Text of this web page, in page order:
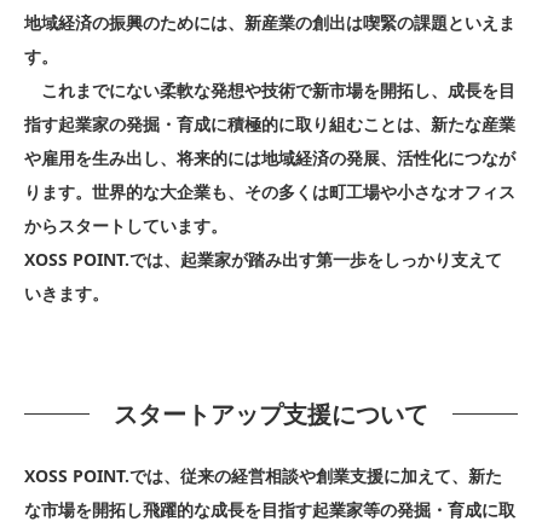
地域経済の振興のためには、新産業の創出は喫緊の課題といえま
す。
これまでにない柔軟な発想や技術で新市場を開拓し、成長を目
指す起業家の発掘・育成に積極的に取り組むことは、新たな産業
や雇用を生み出し、将来的には地域経済の発展、活性化につなが
ります。世界的な大企業も、その多くは町工場や小さなオフィス
からスタートしています。
XOSS POINT.では、起業家が踏み出す第一歩をしっかり支えて
いきます。
スタートアップ支援について
XOSS POINT.では、従来の経営相談や創業支援に加えて、新た
な市場を開拓し飛躍的な成長を目指す起業家等の発掘・育成に取